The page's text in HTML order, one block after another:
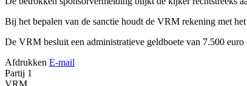
Bij het bepalen van de sanctie houdt de VRM rekening met
De VRM besluit een administratieve geldboete van 7.500 euro
Afdrukken E-mail
Partij 1